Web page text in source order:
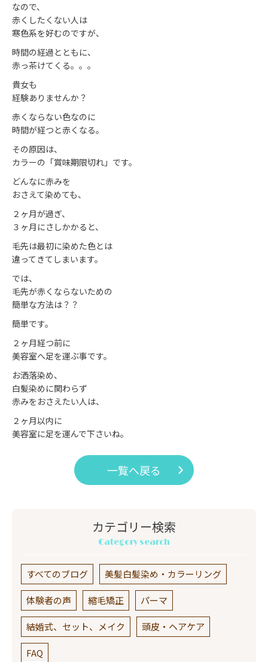
なので、
赤くしたくない人は
寒色系を好むのですが、
時間の経過とともに、
赤っ茶けてくる。。。
貴女も
経験ありませんか？
赤くならない色なのに
時間が経つと赤くなる。
その原因は、
カラーの「賞味期限切れ」です。
どんなに赤みを
おさえて染めても、
２ヶ月が過ぎ、
３ヶ月にさしかかると、
毛先は最初に染めた色とは
違ってきてしまいます。
では、
毛先が赤くならないための
簡単な方法は？？
簡単です。
２ヶ月経つ前に
美容室へ足を運ぶ事です。
お洒落染め、
白髪染めに関わらず
赤みをおさえたい人は、
２ヶ月以内に
美容室に足を運んで下さいね。
一覧へ戻る
カテゴリー検索
Category search
すべてのブログ 美髪白髪染め・カラーリング
体験者の声 縮毛矯正 パーマ
結婚式、セット、メイク 頭皮・ヘアケア
FAQ